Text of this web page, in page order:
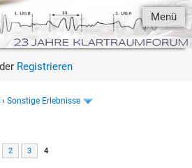
Menü
Registrieren
› Sonstige Erlebnisse
2 3 4